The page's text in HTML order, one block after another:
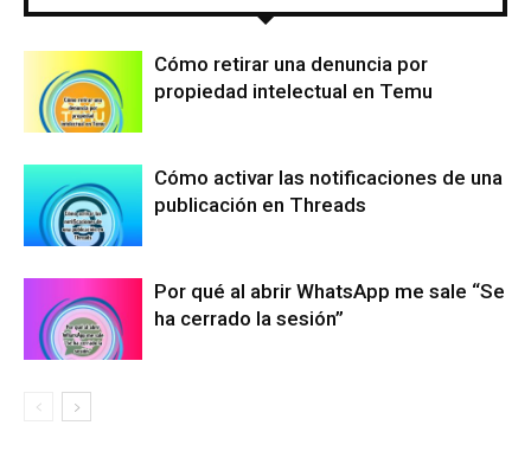
Cómo retirar una denuncia por
propiedad intelectual en Temu
Cómo activar las notificaciones de una
publicación en Threads
Por qué al abrir WhatsApp me sale “Se
ha cerrado la sesión”